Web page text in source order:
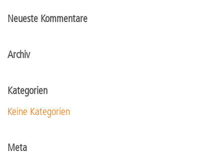
Neueste Kommentare
Archiv
Kategorien
Keine Kategorien
Meta